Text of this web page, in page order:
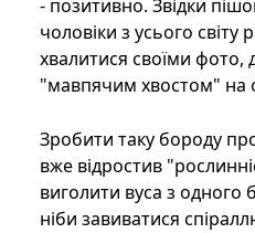
- позитивно. Звідки
чоловіки з усього
хвалитися своїми фото,
"мавпячим хвостом" на
Зробити таку бороду
вже відростив
виголити вуса з одного
ніби завиватися